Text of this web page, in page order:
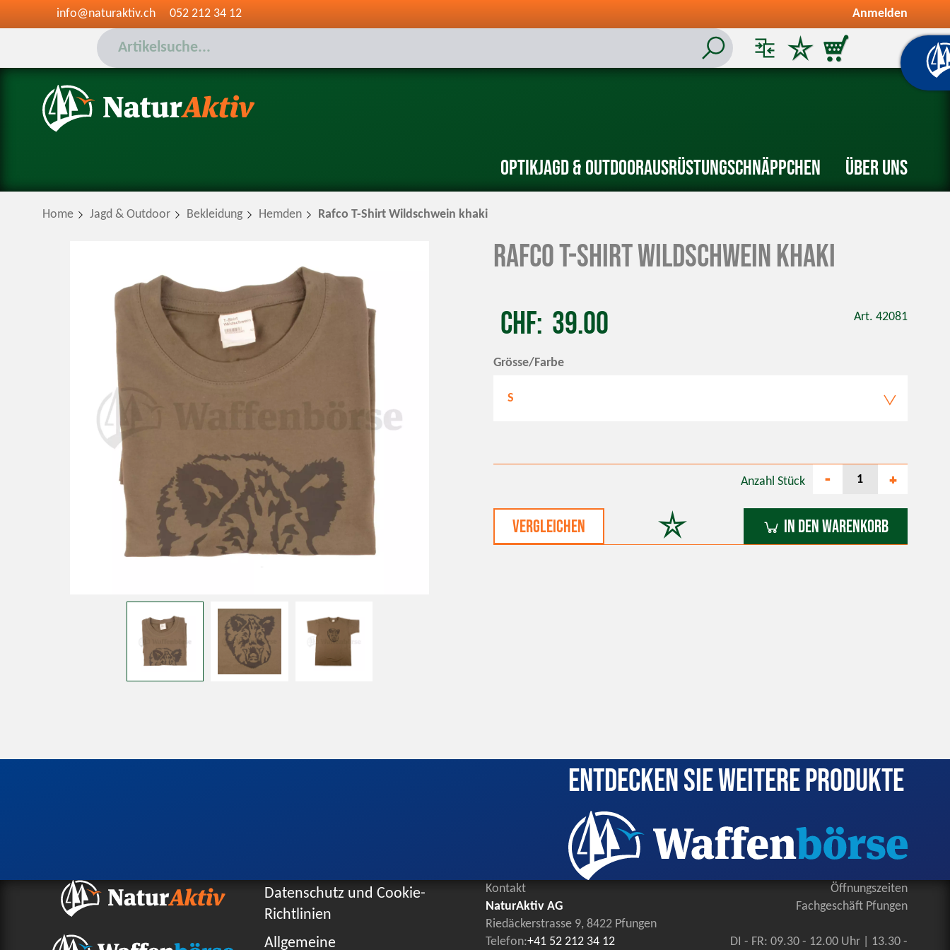
info@naturaktiv.ch 052 212 34 12 Anmelden
OptikJagd & OutdoorAusrüstungSchnäppchen Über uns
Home Jagd & Outdoor Bekleidung Hemden Rafco T-Shirt Wildschwein khaki
Rafco T-Shirt Wildschwein khaki
CHF 39.00 Art. 42081
Grösse/Farbe
S
Vergleichen
Anzahl Stück - +
In den Warenkorb
Entdecken Sie weitere Produkte
Datenschutz und Cookie-
Richtlinien
Allgemeine
Kontakt
NaturAktiv AG
Riedäckerstrasse 9, 8422 Pfungen
Telefon:+41 52 212 34 12
Öffnungszeiten
Fachgeschäft Pfungen
DI - FR: 09.30 - 12.00 Uhr | 13.30 -